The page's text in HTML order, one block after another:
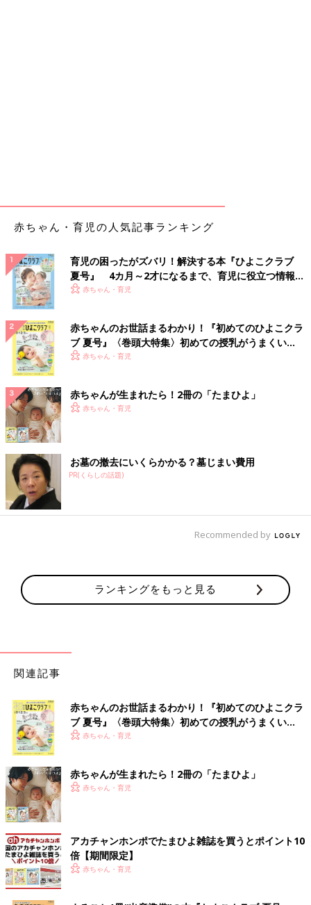
赤ちゃん・育児の人気記事ランキング
育児の困ったがズバリ！解決する本『ひよこクラブ
夏号』 4カ月～2才になるまで、育児に役立つ情報が
いっぱい！
赤ちゃん・育児
赤ちゃんのお世話まるわかり！『初めてのひよこクラ
ブ 夏号』〈巻頭大特集〉初めての授乳がうまくい
く！ おっぱい・ミルクの基本と夏のトラブル 解決テ
赤ちゃん・育児
赤ちゃんが生まれたら！2冊の「たまひよ」
赤ちゃん・育児
お墓の撤去にいくらかかる？墓じまい費用
PR(くらしの話題)
Recommended by
ランキングをもっと見る
関連記事
赤ちゃんのお世話まるわかり！『初めてのひよこクラ
ブ 夏号』〈巻頭大特集〉初めての授乳がうまくい
く！ おっぱい・ミルクの基本と夏のトラブル 解決テ
赤ちゃん・育児
赤ちゃんが生まれたら！2冊の「たまひよ」
赤ちゃん・育児
アカチャンホンポでたまひよ雑誌を買うとポイント10
倍【期間限定】
赤ちゃん・育児